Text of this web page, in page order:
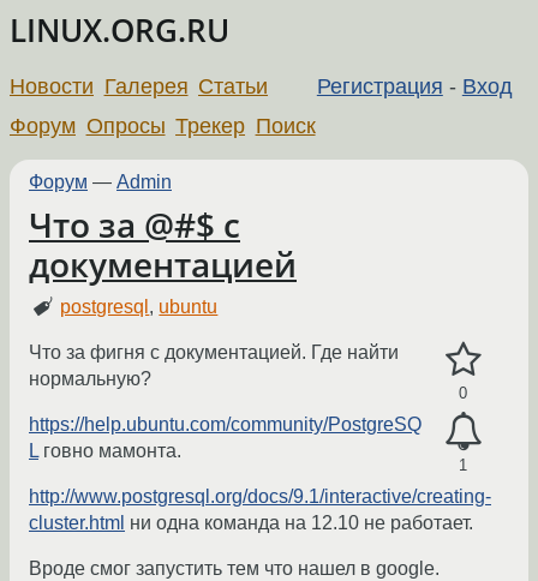
LINUX.ORG.RU
Регистрация - Вход
Новости Галерея Статьи
Форум Опросы Трекер Поиск
Форум — Admin
Что за @#$ с
документацией
postgresql , ubuntu
0
1
Что за фигня с документацией. Где найти
нормальную?
https://help.ubuntu.com/community/PostgreSQ
Lговно мамонта.
http://www.postgresql.org/docs/9.1/interactive/creating-
cluster.html ни одна команда на 12.10 не работает.
Вроде смог запустить тем что нашел в google.